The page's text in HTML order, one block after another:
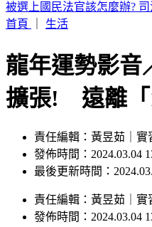
被選上國民法官該怎麼辦?
首頁
生活
龍年運勢影音
擴張! 遠離「
責任編輯：黃昱茹｜實
發佈時間：2024.03.04
最後更新時間：
責任編輯 ： 黃昱茹 實
發佈時間： 2024.03.04